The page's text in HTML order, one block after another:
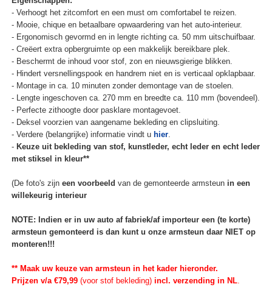
- Verhoogt het zitcomfort en een must om comfortabel te reizen.
- Mooie, chique en betaalbare opwaardering van het auto-interieur.
- Ergonomisch gevormd en in lengte richting ca. 50 mm uitschuifbaar.
- Creëert extra opbergruimte op een makkelijk bereikbare plek.
- Beschermt de inhoud voor stof, zon en nieuwsgierige blikken.
- Hindert versnellingspook en handrem niet en is verticaal opklapbaar.
- Montage in ca. 10 minuten zonder demontage van de stoelen.
- Lengte ingeschoven ca. 270 mm en breedte ca. 110 mm (bovendeel).
- Perfecte zithoogte door pasklare montagevoet.
- Deksel voorzien van aangename bekleding en clipsluiting.
- Verdere (belangrijke) informatie vindt u hier.
- Keuze uit bekleding van stof, kunstleder, echt leder en echt leder
met stiksel in kleur**
(De foto's zijn een voorbeeld van de gemonteerde armsteun in een
willekeurig interieur
NOTE: Indien er in uw auto af fabriek/af importeur een (te korte)
armsteun gemonteerd is dan kunt u onze armsteun daar NIET op
monteren!!!
** Maak uw keuze van armsteun in het kader hieronder.
Prijzen v/a €79,99(voor stof bekleding)incl. verzending in NL.